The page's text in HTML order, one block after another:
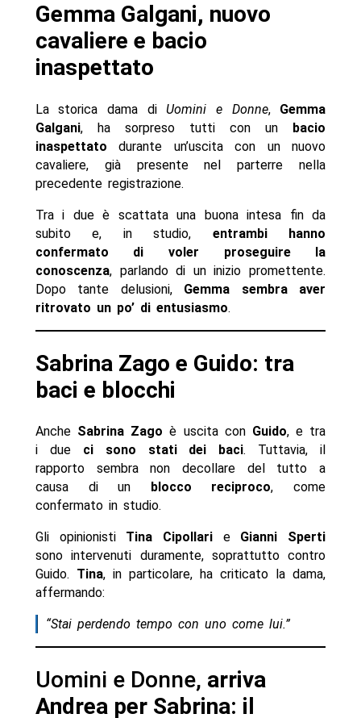
Gemma Galgani, nuovo
cavaliere e bacio
inaspettato
La storica dama diUomini e Donne, Gemma
Galgani, ha sorpreso tutti con un bacio
inaspettato durante un’uscita con un nuovo
cavaliere, già presente nel parterre nella
precedente registrazione.
Tra i due è scattata una buona intesa fin da
subito e, in studio, entrambi hanno
confermato di voler proseguire la
conoscenza, parlando di un inizio promettente.
Dopo tante delusioni, Gemma sembra aver
ritrovato un po’ di entusiasmo.
Sabrina Zago e Guido: tra
baci e blocchi
Anche Sabrina Zago è uscita con Guido, e tra
i due ci sono stati dei baci. Tuttavia, il
rapporto sembra non decollare del tutto a
causa di un blocco reciproco, come
confermato in studio.
Gli opinionisti Tina Cipollari e Gianni Sperti
sono intervenuti duramente, soprattutto contro
Guido. Tina, in particolare, ha criticato la dama,
affermando:
“Stai perdendo tempo con uno come lui.”
Uomini e Donne, arriva
Andrea per Sabrina: il